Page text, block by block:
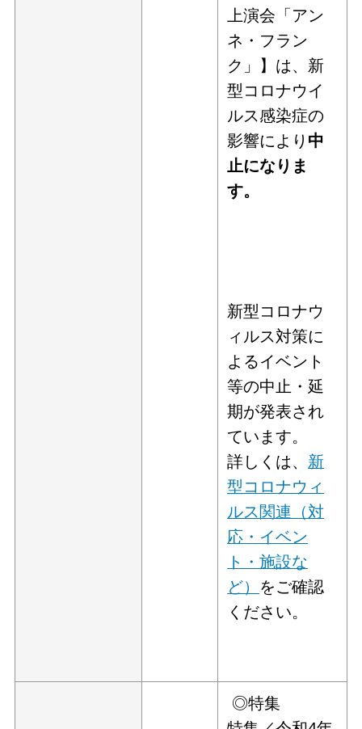
上演会「アン
ネ・フラン
ク」】は、新
型コロナウイ
ルス感染症の
影響により 中
止になりま
す。
新型コロナウ
ィルス対策に
よるイベント
等の中止・延
期が発表され
ています。
詳しくは、 新
型コロナウィ
ルス関連（対
応・イベン
ト・施設な
ど） をご確認
ください。
◎特集